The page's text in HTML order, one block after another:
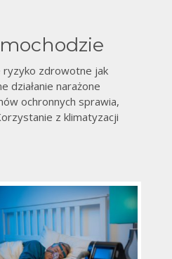
ryzyko zdrowotne jak
działanie narażone
ochronnych sprawia,
z klimatyzacji